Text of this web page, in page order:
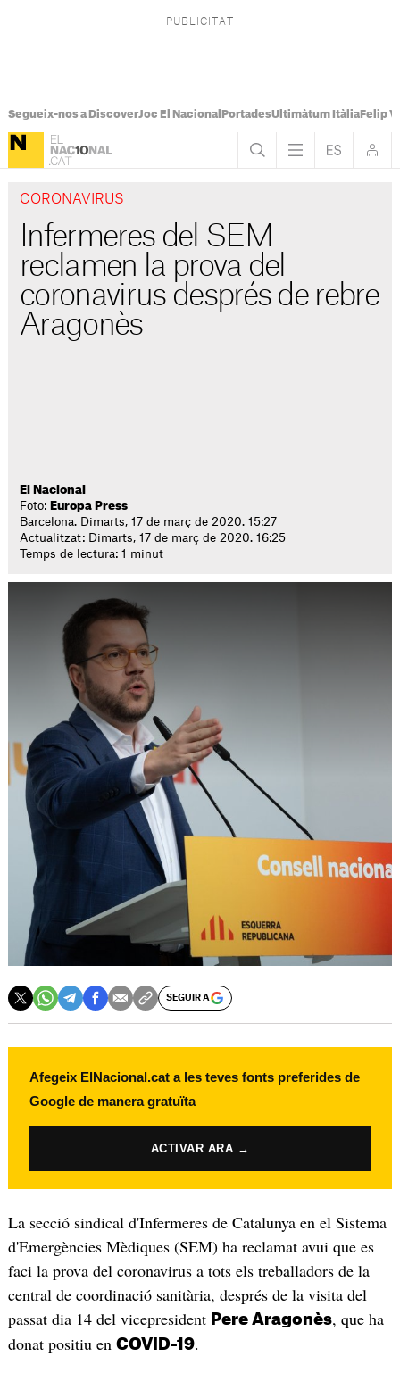
Segueix-nos a DiscoverJoc El Nacional PortadesUltimàtum ItàliaFelip
CORONAVIRUS
Infermeres del SEM
reclamen la prova del
coronavirus després de rebre
Aragonès
El Nacional
Foto: Europa Press
Barcelona. Dimarts, 17 de març de 2020. 15:27
Actualitzat: Dimarts, 17 de març de 2020. 16:25
Temps de lectura: 1 minut
SEGUIR A
Afegeix ElNacional.cat a les teves fonts preferides de
Google de manera gratuïta
ACTIVAR ARA →
La secció sindical d'Infermeres de Catalunya en el Sistema
d'Emergències Mèdiques (SEM) ha reclamat avui que es
faci la prova del coronavirus a tots els treballadors de la
central de coordinació sanitària, després de la visita del
passat dia 14 del vicepresident Pere Aragonès, que ha
donat positiu en COVID-19.